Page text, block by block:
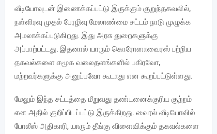
வீடியோவுடன் இணைக்கப்பட்டு இருக்கும் குறுந்தகவலில்,
நள்ளிரவு முதல் பேரழிவு மேலாண்மை சட்டம் நாடு முழுக்க
அமலாக்கப்படுகிறது. இது அரசு துறைகளுக்கு
அப்பாற்பட்டது. இதனால் யாரும் கொரோனாவைரஸ் பற்றிய
தகவல்களை சமூக வலைதளங்களில் பகிரவோ,
மற்றவர்களுக்கு அனுப்பவோ கூடாது என கூறப்பட்டுள்ளது.
மேலும் இந்த சட்டத்தை மீறுவது தண்டனைக்குரிய குற்றம்
என அதில் குறிப்பிடப்பட்டு இருக்கிறது. வைரல் வீடியோவில்
போலீஸ் அதிகாரி, யாரும் தீங்கு விளைவிக்கும் தகவல்களை